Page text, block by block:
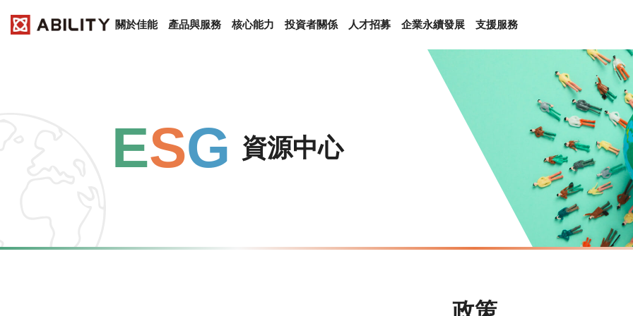
關於佳能 產品與服務 核心能力 投資者關係 人才招募 企業永續發展 支援服務
ESG 資源中心